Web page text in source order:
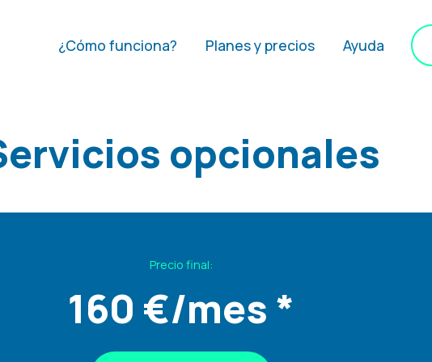
¿Cómo funciona? Planes y precios Ayuda
opcionales
Precio final:
160